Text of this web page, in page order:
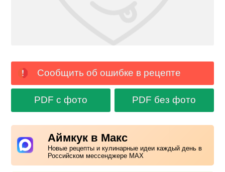
Сообщить об ошибке в рецепте
PDF с фото PDF без фото
Аймкук в Макс
Новые рецепты и кулинарные идеи каждый день в
Российском мессенджере MAX